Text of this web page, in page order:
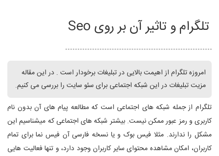
تلگرام و تاثیر آن بر روی Seo
امروزه تلگرام از اهیمت بالایی در تبلیغات برخودار است . در این مقاله
مزیت تبلیغات در این شبکه اجتماعی برای سئو سایت را بررسی می کنیم.
تلگرام از جمله شبکه های اجتماعی است که مطالعه پیام های آن بدون نام
کاربری و رمز عبور ممکن نیست. بیشتر شبکه های اجتماعی که میشناسیم این
مشکل را ندارند. مثلا فیس بوک و یا نسخه فارسی آن فیس نما برای تمام
کاربران، امکان مشاهده محتوای سایر کاربران وجود دارد، و تنها فعالیت هایی